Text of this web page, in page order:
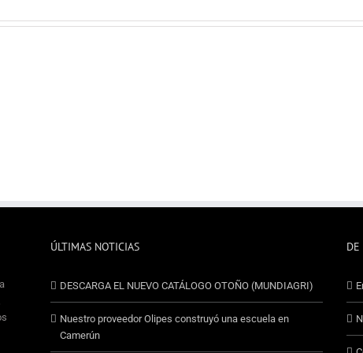
ÚLTIMAS NOTICIAS
DESCARGA EL NUEVO CATÁLOGO OTOÑO (MUNDIAGRI)
Nuestro proveedor Olipes construyó una escuela en
Camerún
DE